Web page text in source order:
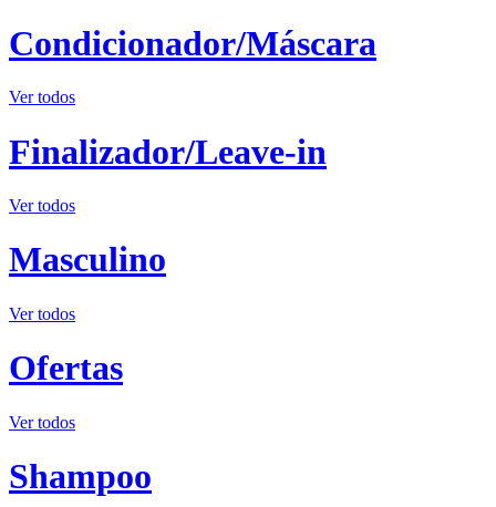
Condicionador/Máscara
Ver todos
Finalizador/Leave-in
Ver todos
Masculino
Ver todos
Ofertas
Ver todos
Shampoo